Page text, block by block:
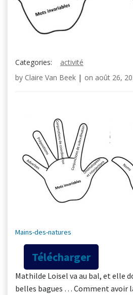
Categories:
activité
by Claire Van Beek | on août 26,
Mains-des-natures
Télécharger
Mathilde Loisel va au bal, et elle
belles bagues … Comment avoir